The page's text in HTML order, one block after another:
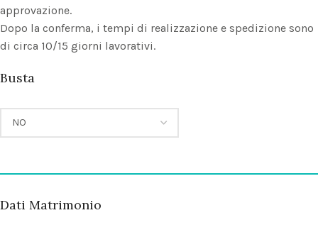
approvazione.
Dopo la conferma, i tempi di realizzazione e spedizione sono
di circa 10/15 giorni lavorativi.
Busta
Dati Matrimonio